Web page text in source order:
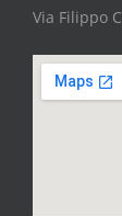
Via Filippo